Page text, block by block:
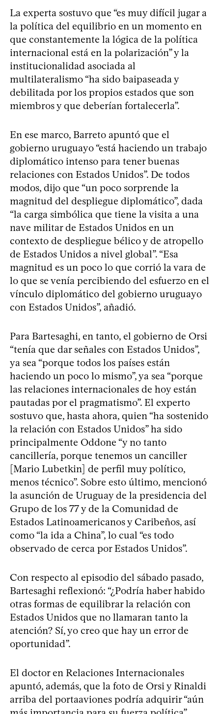
La experta sostuvo que “es muy difícil jugar a
la política del equilibrio en un momento en
que constantemente la lógica de la política
internacional está en la polarización” y la
institucionalidad asociada al
multilateralismo “ha sido baipaseada y
debilitada por los propios estados que son
miembros y que deberían fortalecerla”.
En ese marco, Barreto apuntó que el
gobierno uruguayo “está haciendo un trabajo
diplomático intenso para tener buenas
relaciones con Estados Unidos”. De todos
modos, dijo que “un poco sorprende la
magnitud del despliegue diplomático”, dada
“la carga simbólica que tiene la visita a una
nave militar de Estados Unidos en un
contexto de despliegue bélico y de atropello
de Estados Unidos a nivel global”. “Esa
magnitud es un poco lo que corrió la vara de
lo que se venía percibiendo del esfuerzo en el
vínculo diplomático del gobierno uruguayo
con Estados Unidos”, añadió.
Para Bartesaghi, en tanto, el gobierno de Orsi
“tenía que dar señales con Estados Unidos”,
ya sea “porque todos los países están
haciendo un poco lo mismo”, ya sea “porque
las relaciones internacionales de hoy están
pautadas por el pragmatismo”. El experto
sostuvo que, hasta ahora, quien “ha sostenido
la relación con Estados Unidos” ha sido
principalmente Oddone “y no tanto
cancillería, porque tenemos un canciller
[Mario Lubetkin] de perfil muy político,
menos técnico”. Sobre esto último, mencionó
la asunción de Uruguay de la presidencia del
Grupo de los 77 y de la Comunidad de
Estados Latinoamericanos y Caribeños, así
como “la ida a China”, lo cual “es todo
observado de cerca por Estados Unidos”.
Con respecto al episodio del sábado pasado,
Bartesaghi reflexionó: “¿Podría haber habido
otras formas de equilibrar la relación con
Estados Unidos que no llamaran tanto la
atención? Sí, yo creo que hay un error de
oportunidad”.
El doctor en Relaciones Internacionales
apuntó, además, que la foto de Orsi y Rinaldi
arriba del portaaviones podría adquirir “aún